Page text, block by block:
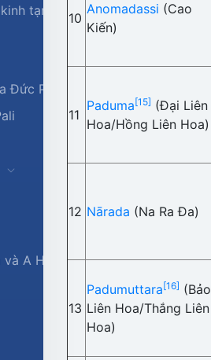
tạng Nikaya
Đức Phật
A Hàm
10
Anomadassi (Cao
Kiến)
11
Paduma[15] (Đại Liên
Hoa/Hồng Liên Hoa)
12 Nārada (Na Ra Đa)
13
Padumuttara[16] (Bảo
Liên Hoa/Thắng Liên
Hoa)